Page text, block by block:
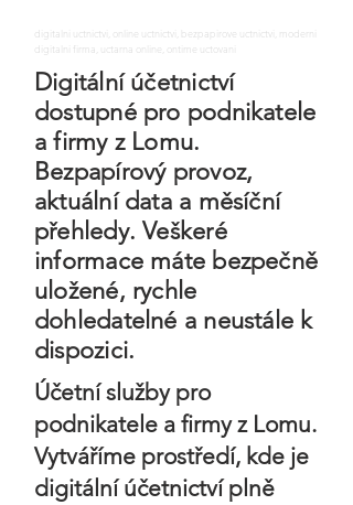
digitalni uctnictvi, online uctnictvi, bezpapirove uctnictvi, moderni
digitalni firma, uctarna online, ontime uctovani
Digitální účetnictví
dostupné pro podnikatele
a firmy z Lomu.
Bezpapírový provoz,
aktuální data a měsíční
přehledy. Veškeré
informace máte bezpečně
uložené, rychle
dohledatelné a neustále k
dispozici.
Účetní služby pro
podnikatele a firmy z Lomu.
Vytváříme prostředí, kde je
digitální účetnictví plně